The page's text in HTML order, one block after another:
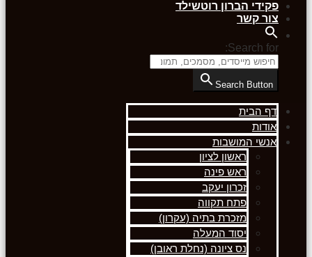
פקידי הברון רוטשילד
צור קשר
Search for:
Search Button
דף הבית
אודות
אנשי המושבות
ראשון לציון
ראש פינה
זכרון יעקב
פתח תקווה
מזכרת בתיה (עקרון)
יסוד המעלה
נס ציונה (נחלת ראובן)